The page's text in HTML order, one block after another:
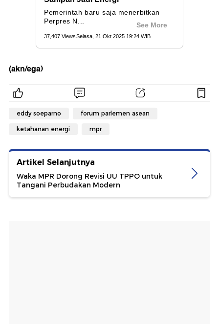
(akn/ega)
eddy soeparno forum parlemen asean
ketahanan energi mpr
Artikel Selanjutnya
Waka MPR Dorong Revisi UU TPPO untuk
Tangani Perbudakan Modern